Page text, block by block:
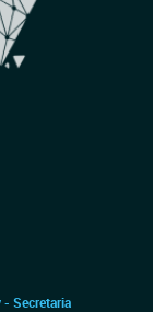
- Secretaria